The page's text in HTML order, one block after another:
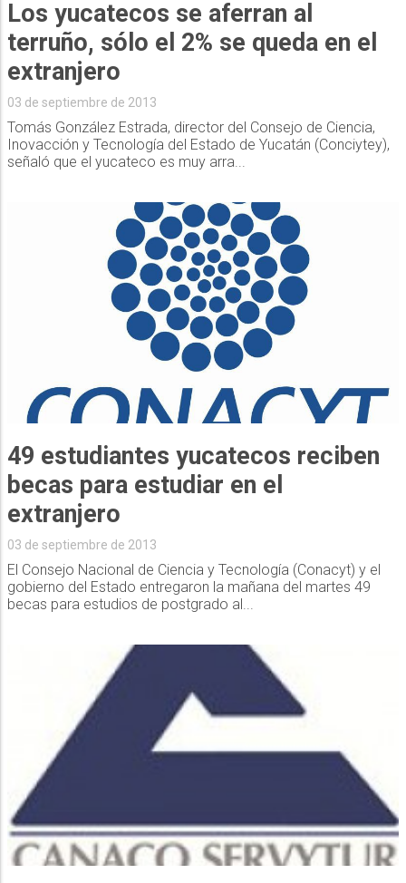
Los yucatecos se aferran al
terruño, sólo el 2% se queda en el
extranjero
03 de septiembre de 2013
Tomás González Estrada, director del Consejo de Ciencia,
Inovacción y Tecnología del Estado de Yucatán (Conciytey),
señaló que el yucateco es muy arra...
49 estudiantes yucatecos reciben
becas para estudiar en el
extranjero
03 de septiembre de 2013
El Consejo Nacional de Ciencia y Tecnología (Conacyt) y el
gobierno del Estado entregaron la mañana del martes 49
becas para estudios de postgrado al...